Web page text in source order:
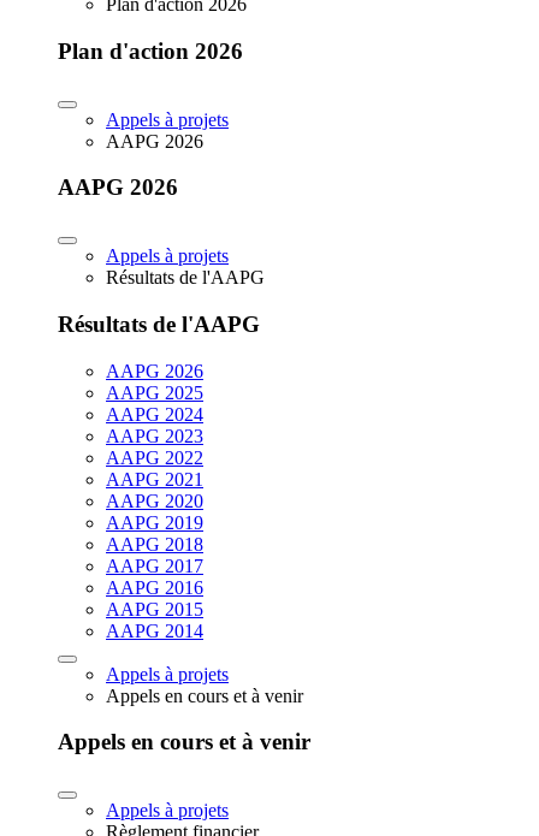
Plan d'action 2026
Plan d'action 2026
Appels à projets
AAPG 2026
AAPG 2026
Appels à projets
Résultats de l'AAPG
Résultats de l'AAPG
AAPG 2026
AAPG 2025
AAPG 2024
AAPG 2023
AAPG 2022
AAPG 2021
AAPG 2020
AAPG 2019
AAPG 2018
AAPG 2017
AAPG 2016
AAPG 2015
AAPG 2014
Appels à projets
Appels en cours et à venir
Appels en cours et à venir
Appels à projets
Règlement financier